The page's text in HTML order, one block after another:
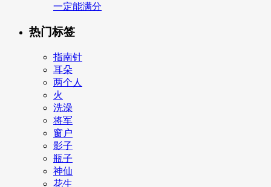
一定能满分
热门标签
指南针
耳朵
两个人
火
洗澡
将军
窗户
影子
瓶子
神仙
花生